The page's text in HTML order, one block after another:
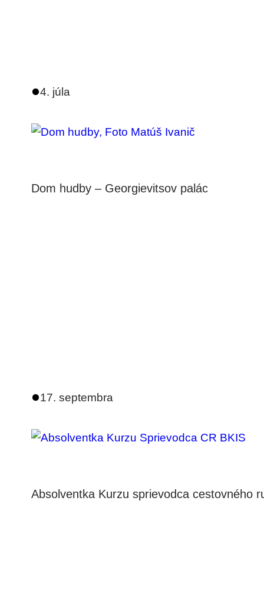
4. júla
Dom hudby – Georgievitsov palác
17. septembra
Absolventka Kurzu sprievodca cestovného